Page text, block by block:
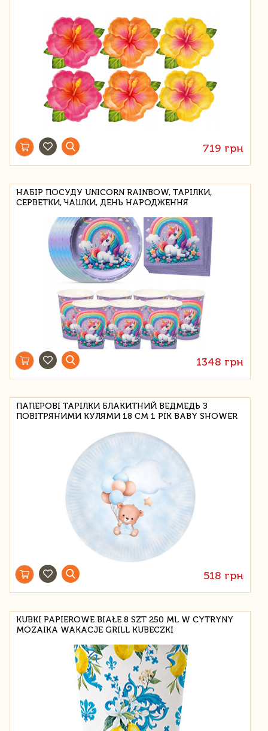
719 грн
НАБІР ПОСУДУ UNICORN RAINBOW, ТАРІЛКИ,
СЕРВЕТКИ, ЧАШКИ, ДЕНЬ НАРОДЖЕННЯ
1348 грн
ПАПЕРОВІ ТАРІЛКИ БЛАКИТНИЙ ВЕДМЕДЬ З
ПОВІТРЯНИМИ КУЛЯМИ 18 СМ 1 РІК BABY SHOWER
518 грн
KUBKI PAPIEROWE BIAŁE 8 SZT 250 ML W CYTRYNY
MOZAIKA WAKACJE GRILL KUBECZKI